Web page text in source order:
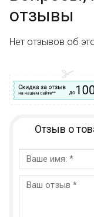
отзывы
Нет отзывов об
Отзыв о